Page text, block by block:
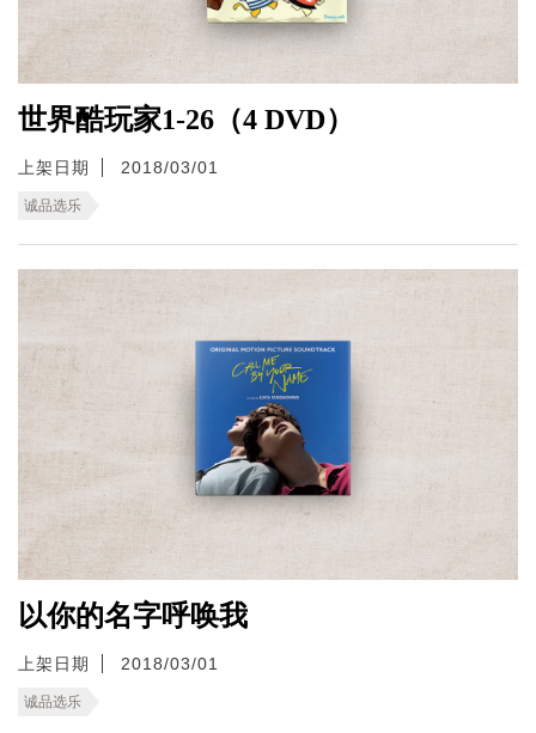
世界酷玩家1-26（4 DVD）
上架日期 2018/03/01
诚品选乐
以你的名字呼唤我
上架日期 2018/03/01
诚品选乐